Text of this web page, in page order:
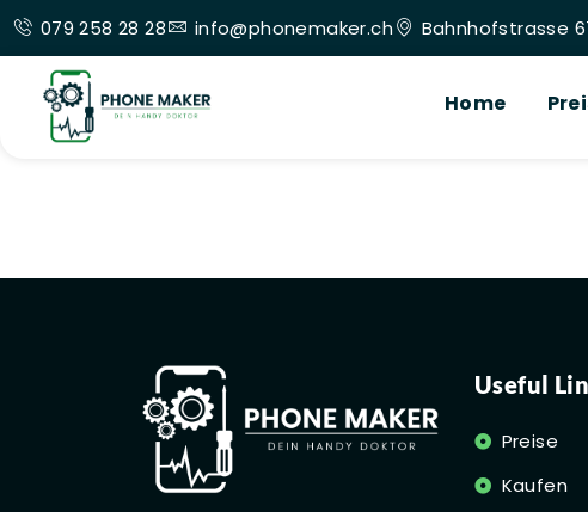
079 258 28 28 info@phonemaker.ch Bahnhofstrasse
Home
Useful
Preise
Kaufen